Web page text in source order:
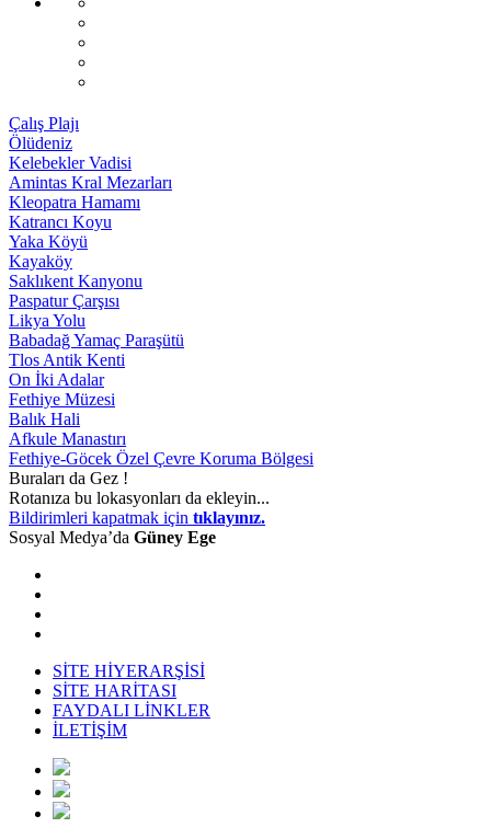
Çalış Plajı
Ölüdeniz
Kelebekler Vadisi
Amintas Kral Mezarları
Kleopatra Hamamı
Katrancı Koyu
Yaka Köyü
Kayaköy
Saklıkent Kanyonu
Paspatur Çarşısı
Likya Yolu
Babadağ Yamaç Paraşütü
Tlos Antik Kenti
On İki Adalar
Fethiye Müzesi
Balık Hali
Afkule Manastırı
Fethiye-Göcek Özel Çevre Koruma Bölgesi
Buraları da Gez !
Rotanıza bu lokasyonları da ekleyin...
Bildirimleri kapatmak için tıklayınız.
Sosyal Medya’da Güney Ege
SİTE HİYERARŞİSİ
SİTE HARİTASI
FAYDALI LİNKLER
İLETİŞİM